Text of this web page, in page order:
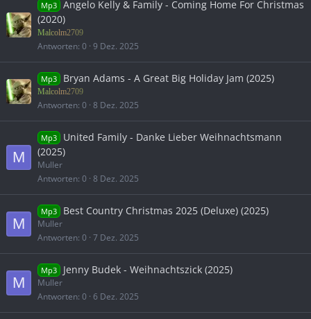
Mp3
Angelo Kelly & Family - Coming Home For Christmas
(2020)
Malcolm2709
Antworten 0 9 Dez. 2025
Mp3 Bryan Adams - A Great Big Holiday Jam (2025)
Malcolm2709
Antworten 0 8 Dez. 2025
M
Mp3
United Family - Danke Lieber Weihnachtsmann
(2025)
Muller
Antworten 0 8 Dez. 2025
M
Mp3 Best Country Christmas 2025 (Deluxe) (2025)
Muller
Antworten 0 7 Dez. 2025
M
Mp3 Jenny Budek - Weihnachtszick (2025)
Muller
Antworten 0 6 Dez. 2025